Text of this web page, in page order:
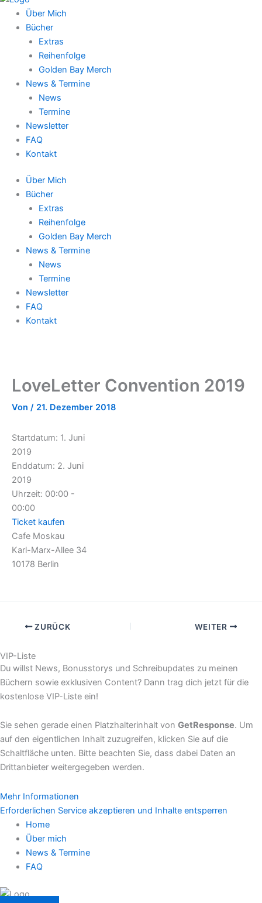
Über Mich
Bücher
Extras
Reihenfolge
Golden Bay Merch
News & Termine
News
Termine
Newsletter
FAQ
Kontakt
Über Mich
Bücher
Extras
Reihenfolge
Golden Bay Merch
News & Termine
News
Termine
Newsletter
FAQ
Kontakt
LoveLetter Convention 2019
Von / 21. Dezember 2018
Startdatum: 1. Juni
2019
Enddatum: 2. Juni
2019
Uhrzeit: 00:00 -
00:00
Ticket kaufen
Cafe Moskau
Karl-Marx-Allee 34
10178 Berlin
ZURÜCK WEITER
VIP-Liste
Du willst News, Bonusstorys und Schreibupdates zu meinen
Büchern sowie exklusiven Content? Dann trag dich jetzt für die
kostenlose VIP-Liste ein!
Sie sehen gerade einen Platzhalterinhalt von GetResponse. Um
auf den eigentlichen Inhalt zuzugreifen, klicken Sie auf die
Schaltfläche unten. Bitte beachten Sie, dass dabei Daten an
Drittanbieter weitergegeben werden.
Mehr Informationen
Erforderlichen Service akzeptieren und Inhalte entsperren
Home
Über mich
News & Termine
FAQ